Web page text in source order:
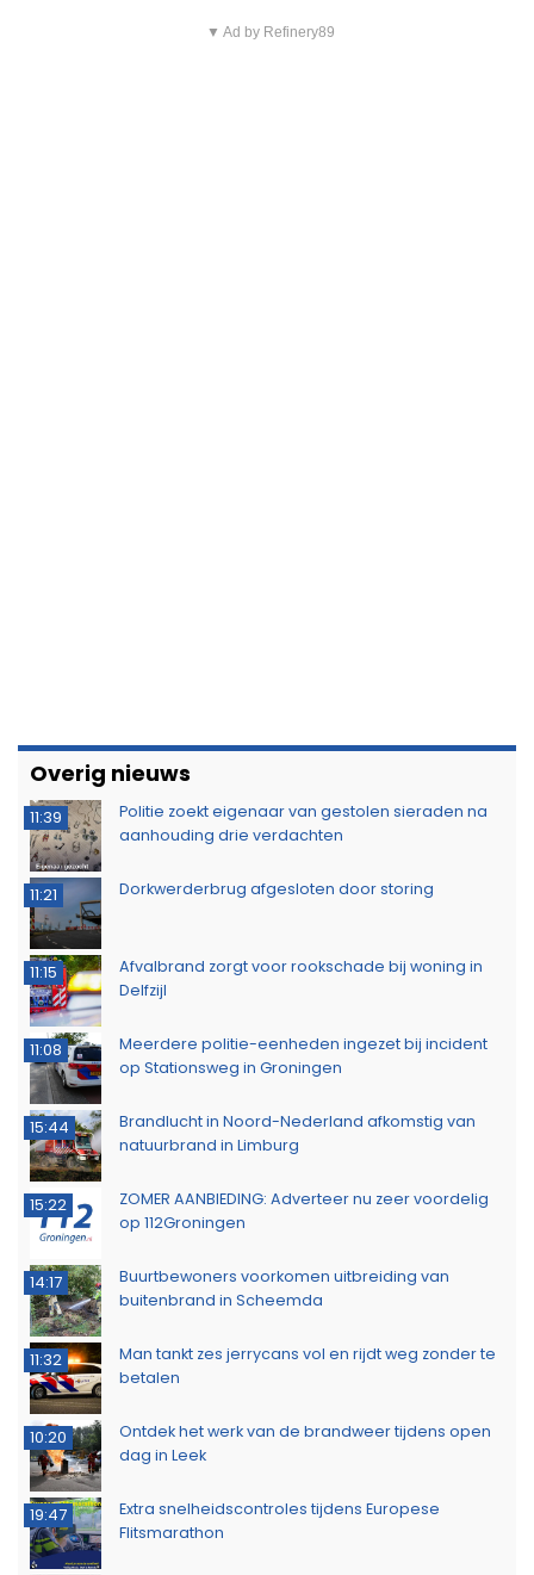
▼ Ad by Refinery89
Overig nieuws
11:39
Politie zoekt eigenaar van gestolen sieraden na
aanhouding drie verdachten
11:21 Dorkwerderbrug afgesloten door storing
11:15
Afvalbrand zorgt voor rookschade bij woning in
Delfzijl
11:08
Meerdere politie-eenheden ingezet bij incident
op Stationsweg in Groningen
15:44
Brandlucht in Noord-Nederland afkomstig van
natuurbrand in Limburg
15:22
ZOMER AANBIEDING: Adverteer nu zeer voordelig
op 112Groningen
14:17
Buurtbewoners voorkomen uitbreiding van
buitenbrand in Scheemda
11:32
Man tankt zes jerrycans vol en rijdt weg zonder te
betalen
10:20
Ontdek het werk van de brandweer tijdens open
dag in Leek
19:47
Extra snelheidscontroles tijdens Europese
Flitsmarathon